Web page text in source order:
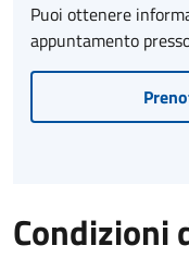
Puoi ottenere
appuntamento
Condizioni